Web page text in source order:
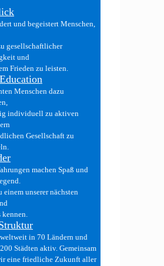
und begeistert Menschen,
gesellschaftlicher
und
Frieden zu leisten.
Menschen dazu
individuell zu aktiven
Gesellschaft zu
machen Spaß und
einem unserer nächsten
kennen.
in 70 Ländern und
Städten aktiv. Gemeinsam
eine friedliche Zukunft aller